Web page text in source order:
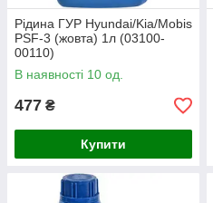
Рідина ГУР Hyundai/Kia/Mobis
PSF-3 (жовта) 1л (03100-
00110)
В наявності 10 од.
477 ₴
Купити